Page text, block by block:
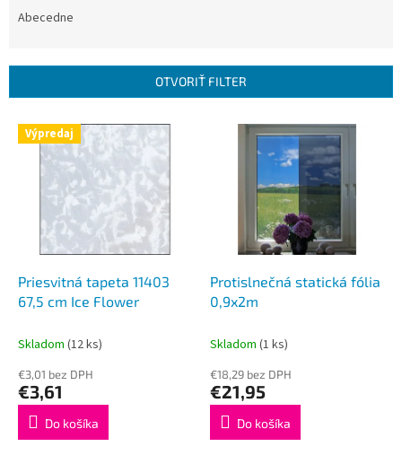
p
Abecedne
OTVORIŤ FILTER
V Výpredaj
Priesvitná tapeta 11403
67,5 cm Ice Flower
Skladom (12 ks)
€3,01 bez DPH
€3,61
Do košíka
Protislnečná statická fólia
0,9x2m
Skladom (1 ks)
€18,29 bez DPH
€21,95
Do košíka